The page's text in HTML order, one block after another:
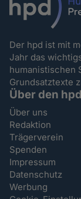
Der hpd ist mit
Jahr das
humanistischen
Grundsatztexte
Über den hpd
Über uns
Redaktion
Trägerverein
Spenden
Impressum
Datenschutz
Werbung